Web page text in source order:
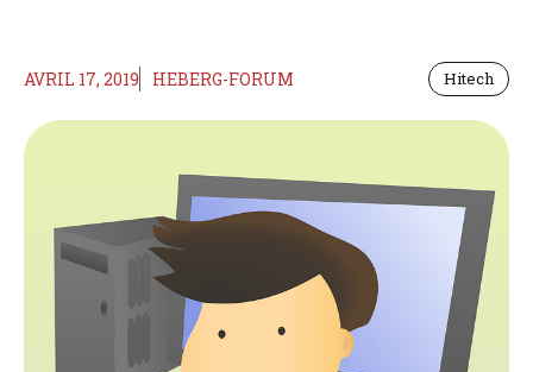
AVRIL 17, 2019 HEBERG-FORUM Hitech